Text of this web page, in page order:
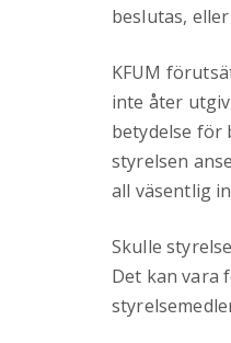
beslutas,
KFUM
inte åter
betydelse för
styrelsen
all väsentlig
Skulle
Det kan vara